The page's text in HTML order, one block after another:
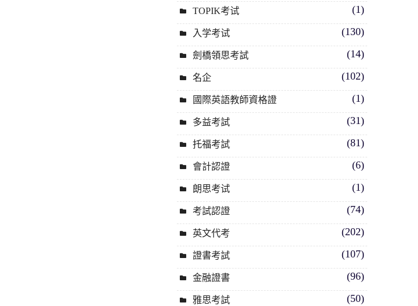
TOPIK考试 (1)
入学考试 (130)
劍橋領思考試 (14)
名企 (102)
國際英語教師資格證 (1)
多益考試 (31)
托福考試 (81)
會計認證 (6)
朗思考试 (1)
考試認證 (74)
英文代考 (202)
證書考試 (107)
金融證書 (96)
雅思考試 (50)